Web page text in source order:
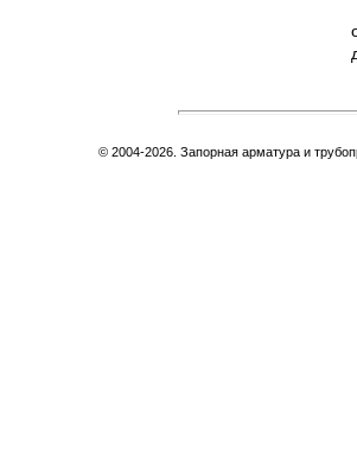
© 2004-2026. Запорная арматура и